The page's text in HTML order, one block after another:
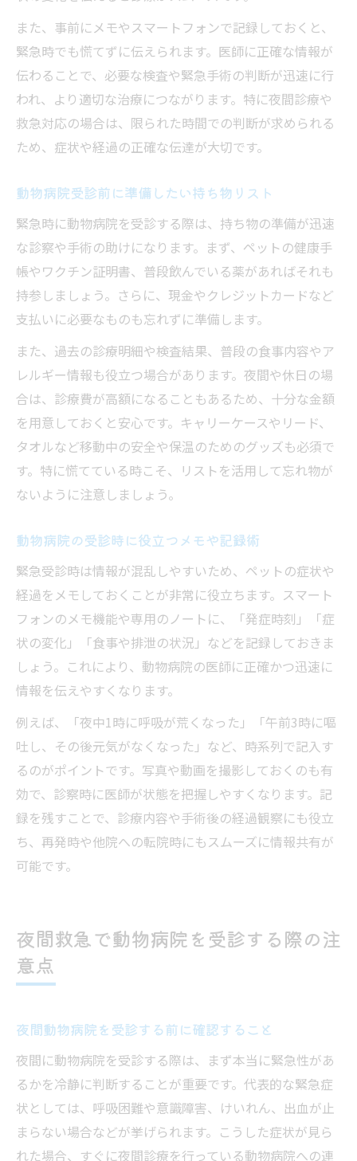
また、事前にメモやスマートフォンで記録しておくと、
緊急時でも慌てずに伝えられます。医師に正確な情報が
伝わることで、必要な検査や緊急手術の判断が迅速に行
われ、より適切な治療につながります。特に夜間診療や
救急対応の場合は、限られた時間での判断が求められる
ため、症状や経過の正確な伝達が大切です。
動物病院受診前に準備したい持ち物リスト
緊急時に動物病院を受診する際は、持ち物の準備が迅速
な診察や手術の助けになります。まず、ペットの健康手
帳やワクチン証明書、普段飲んでいる薬があればそれも
持参しましょう。さらに、現金やクレジットカードなど
支払いに必要なものも忘れずに準備します。
また、過去の診療明細や検査結果、普段の食事内容やア
レルギー情報も役立つ場合があります。夜間や休日の場
合は、診療費が高額になることもあるため、十分な金額
を用意しておくと安心です。キャリーケースやリード、
タオルなど移動中の安全や保温のためのグッズも必須で
す。特に慌てている時こそ、リストを活用して忘れ物が
ないように注意しましょう。
動物病院の受診時に役立つメモや記録術
緊急受診時は情報が混乱しやすいため、ペットの症状や
経過をメモしておくことが非常に役立ちます。スマート
フォンのメモ機能や専用のノートに、「発症時刻」「症
状の変化」「食事や排泄の状況」などを記録しておきま
しょう。これにより、動物病院の医師に正確かつ迅速に
情報を伝えやすくなります。
例えば、「夜中1時に呼吸が荒くなった」「午前3時に嘔
吐し、その後元気がなくなった」など、時系列で記入す
るのがポイントです。写真や動画を撮影しておくのも有
効で、診察時に医師が状態を把握しやすくなります。記
録を残すことで、診療内容や手術後の経過観察にも役立
ち、再発時や他院への転院時にもスムーズに情報共有が
可能です。
夜間救急で動物病院を受診する際の注
意点
夜間動物病院を受診する前に確認すること
夜間に動物病院を受診する際は、まず本当に緊急性があ
るかを冷静に判断することが重要です。代表的な緊急症
状としては、呼吸困難や意識障害、けいれん、出血が止
まらない場合などが挙げられます。こうした症状が見ら
れた場合、すぐに夜間診療を行っている動物病院への連